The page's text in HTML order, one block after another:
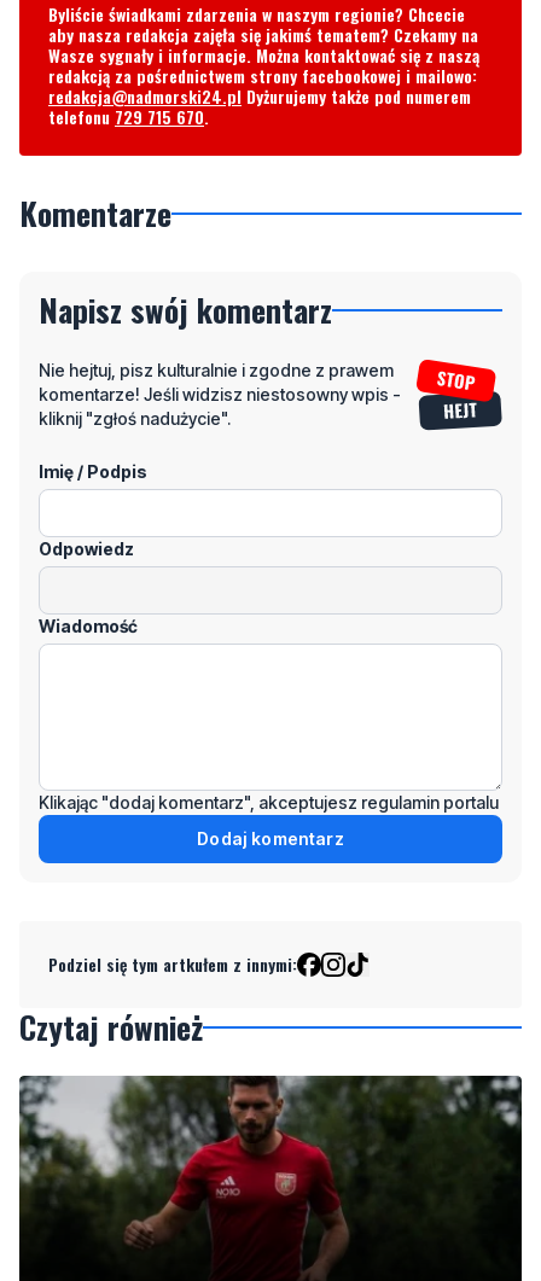
Byliście świadkami zdarzenia w naszym regionie? Chcecie
aby nasza redakcja zajęła się jakimś tematem? Czekamy na
Wasze sygnały i informacje. Można kontaktować się z naszą
redakcją za pośrednictwem strony facebookowej i mailowo:
redakcja@nadmorski24.pl Dyżurujemy także pod numerem
telefonu 729 715 670.
Komentarze
Napisz swój komentarz
Nie hejtuj, pisz kulturalnie i zgodne z prawem
komentarze! Jeśli widzisz niestosowny wpis -
kliknij "zgłoś nadużycie".
Imię / Podpis
Odpowiedz
Wiadomość
Klikając "dodaj komentarz", akceptujesz regulamin portalu
Dodaj komentarz
Podziel się tym artkułem z innymi:
Czytaj również